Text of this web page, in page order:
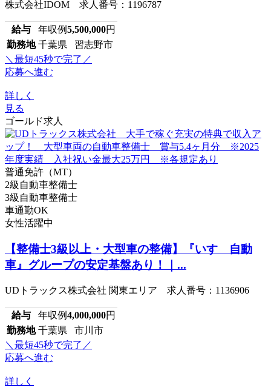
株式会社IDOM 求人番号：1196787
給与 年収例5,500,000円
勤務地 千葉県 習志野市
＼最短45秒で完了／
応募へ進む
詳しく
見る
ゴールド求人
普通免許（MT）
2級自動車整備士
3級自動車整備士
車通勤OK
女性活躍中
【整備士3級以上・大型車の整備】『いすゞ自動
車』グループの安定基盤あり！｜...
UDトラックス株式会社 関東エリア 求人番号：1136906
給与 年収例4,000,000円
勤務地 千葉県 市川市
＼最短45秒で完了／
応募へ進む
詳しく